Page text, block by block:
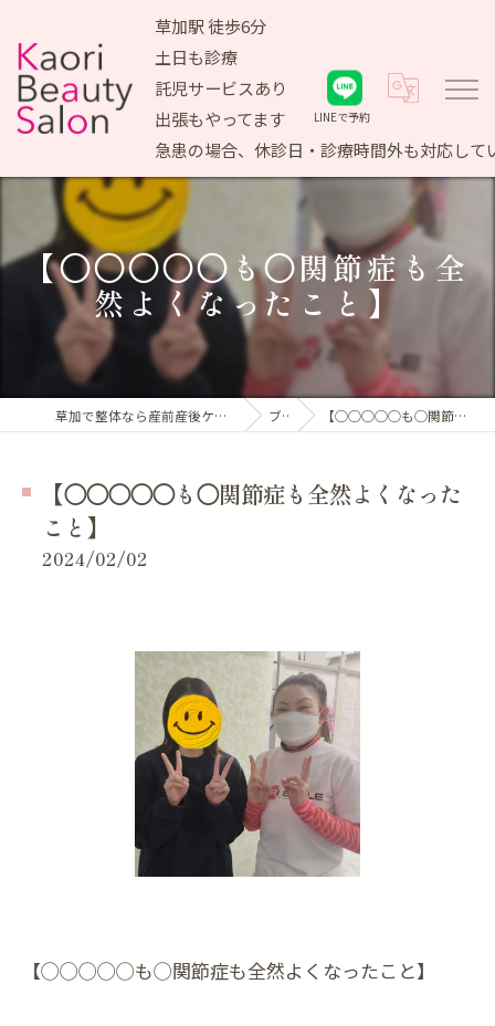
草加駅 徒歩6分
土日も診療
託児サービスあり
出張もやってます
急患の場合、休診日・診療時間外も対応して
LINEで予約
【◯◯◯◯◯も◯関節症も全
然よくなったこと】
草加で整体なら産前産後ケア専門 かおりビューティサロン ブログ 【◯◯◯◯◯も◯関節症も全然よくなったこと】
【◯◯◯◯◯も◯関節症も全然よくなった
こと】
2024/02/02
【◯◯◯◯◯も◯関節症も全然よくなったこと】